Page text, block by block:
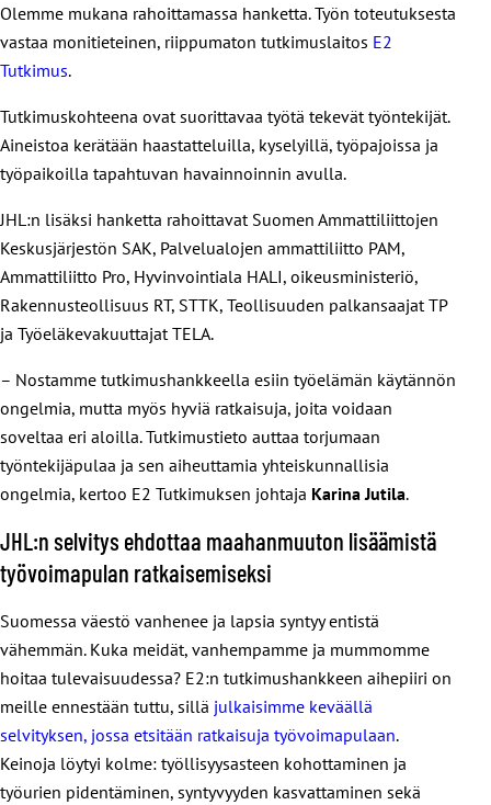
Olemme mukana rahoittamassa hanketta. Työn toteutuksesta
vastaa monitieteinen, riippumaton tutkimuslaitos E2
Tutkimus.
Tutkimuskohteena ovat suorittavaa työtä tekevät työntekijät.
Aineistoa kerätään haastatteluilla, kyselyillä, työpajoissa ja
työpaikoilla tapahtuvan havainnoinnin avulla.
JHL:n lisäksi hanketta rahoittavat Suomen Ammattiliittojen
Keskusjärjestön SAK, Palvelualojen ammattiliitto PAM,
Ammattiliitto Pro, Hyvinvointiala HALI, oikeusministeriö,
Rakennusteollisuus RT, STTK, Teollisuuden palkansaajat TP
ja Työeläkevakuuttajat TELA.
– Nostamme tutkimushankkeella esiin työelämän käytännön
ongelmia, mutta myös hyviä ratkaisuja, joita voidaan
soveltaa eri aloilla. Tutkimustieto auttaa torjumaan
työntekijäpulaa ja sen aiheuttamia yhteiskunnallisia
ongelmia, kertoo E2 Tutkimuksen johtaja Karina Jutila.
JHL:n selvitys ehdottaa maahanmuuton lisäämistä
työvoimapulan ratkaisemiseksi
Suomessa väestö vanhenee ja lapsia syntyy entistä
vähemmän. Kuka meidät, vanhempamme ja mummomme
hoitaa tulevaisuudessa? E2:n tutkimushankkeen aihepiiri on
meille ennestään tuttu, sillä julkaisimme keväällä
selvityksen, jossa etsitään ratkaisuja työvoimapulaan.
Keinoja löytyi kolme: työllisyysasteen kohottaminen ja
työurien pidentäminen, syntyvyyden kasvattaminen sekä